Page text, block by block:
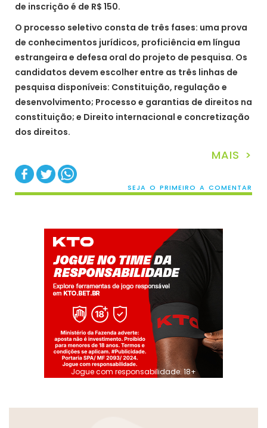
de inscrição é de R$ 150.
O processo seletivo consta de três fases: uma prova
de conhecimentos jurídicos, proficiência em língua
estrangeira e defesa oral do projeto de pesquisa. Os
candidatos devem escolher entre as três linhas de
pesquisa disponíveis: Constituição, regulação e
desenvolvimento; Processo e garantias de direitos na
constituição; e Direito internacional e concretização
dos direitos.
MAIS >
SEJA O PRIMEIRO A COMENTAR
Jogue com responsabilidade. 18+